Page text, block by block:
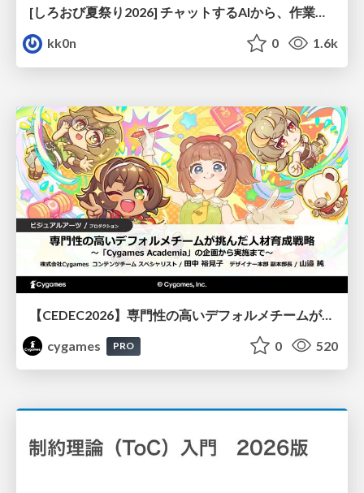
[しろおび夏祭り2026] チャットするAIから、作業するAIへ - 使われ方の変化と、その裏側で起きていること
kk0n
0 1.6k
【CEDEC2026】専門性の高いデフォルメチームが挑んだ人材育成戦略 〜Cygames Academiaの企画から実施まで〜
cygames
PRO 0 520